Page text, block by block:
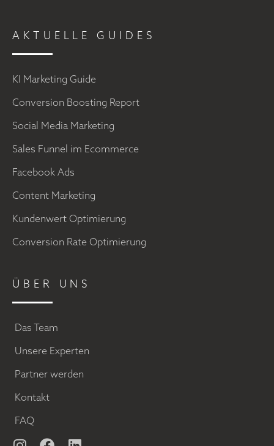
AKTUELLE GUIDES
KI Marketing Guide
Conversion Boosting Report
Social Media Marketing
Sales Funnel im Ecommerce
Facebook Ads
Content Marketing
Kundenwert Optimierung
Conversion Rate Optimierung
ÜBER UNS
Das Team
Unsere Experten
Partner werden
Kontakt
FAQ